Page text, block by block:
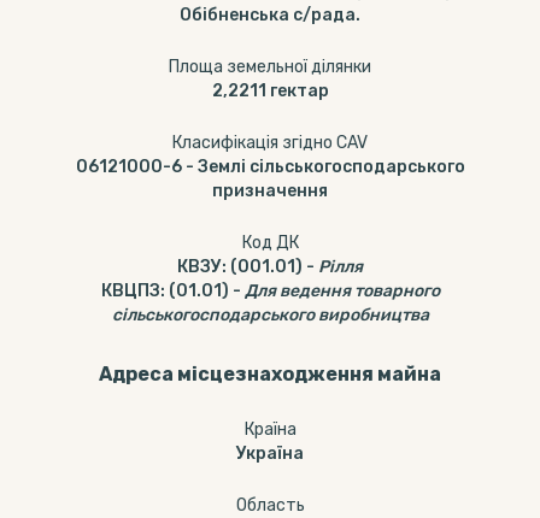
Обібненська с/рада.
Площа земельної ділянки
2,2211 гектар
Класифікація згідно CAV
06121000-6- Землі сільськогосподарського
призначення
Код ДК
КВЗУ: (001.01) - Рілля
КВЦПЗ: (01.01) - Для ведення товарного
сільськогосподарського виробництва
Адреса місцезнаходження майна
Країна
Україна
Область